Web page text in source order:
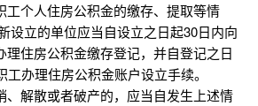
工个人住房公积金的缴存、提取等情
的单位应当自设立之日起30日内向
理住房公积金缴存登记，并自登记之日
工办理住房公积金账户设立手续。
、解散或者破产的，应当自发生上述情